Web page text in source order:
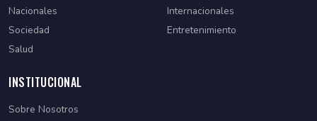
Nacionales
Internacionales
Sociedad
Entretenimiento
Salud
INSTITUCIONAL
Sobre Nosotros